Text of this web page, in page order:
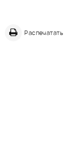
Распечатать